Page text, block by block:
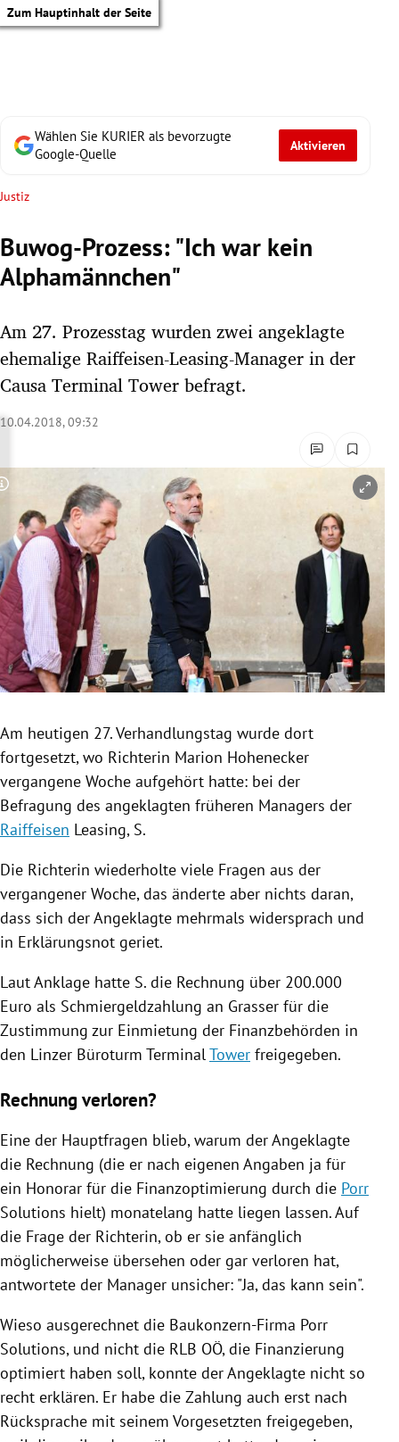
Zum Hauptinhalt der Seite
Untermenü
Untermenü
Untermenü
Untermenü
Untermenü
Untermenü
Untermenü
Untermenü
Wählen Sie KURIER als bevorzugte
Google-Quelle
Aktivieren
Justiz
Buwog-Prozess: "Ich war kein
Alphamännchen"
Am 27. Prozesstag wurden zwei angeklagte
ehemalige Raiffeisen-Leasing-Manager in der
Causa Terminal Tower befragt.
10.04.2018, 09:32
Copyright-Hinweis öffnen/schließen
Am heutigen 27.Verhandlungstag wurde dort
fortgesetzt, wo Richterin Marion Hohenecker
vergangene Woche aufgehört hatte: bei der
Befragung des angeklagten früheren Managers der
Raiffeisen Leasing, S.
Die Richterin wiederholte viele Fragen aus der
vergangener Woche, das änderte aber nichts daran,
dass sich der Angeklagte mehrmals widersprach und
in Erklärungsnot geriet.
Laut Anklage hatte S. die Rechnung über 200.000
Euro als Schmiergeldzahlung an Grasser für die
Zustimmung zur Einmietung der Finanzbehörden in
den Linzer Büroturm TerminalTower freigegeben.
Rechnung verloren?
Eine der Hauptfragen blieb, warum der Angeklagte
die Rechnung (die er nach eigenen Angaben ja für
ein Honorar für die Finanzoptimierung durch die Porr
Solutions hielt) monatelang hatte liegen lassen. Auf
die Frage der Richterin, ob er sie anfänglich
möglicherweise übersehen oder gar verloren hat,
antwortete der Manager unsicher: "Ja, das kann sein".
Wieso ausgerechnet die Baukonzern-Firma Porr
Solutions, und nicht die RLB OÖ, die Finanzierung
optimiert haben soll, konnte der Angeklagte nicht so
recht erklären. Er habe die Zahlung auch erst nach
Rücksprache mit seinem Vorgesetzten freigegeben,